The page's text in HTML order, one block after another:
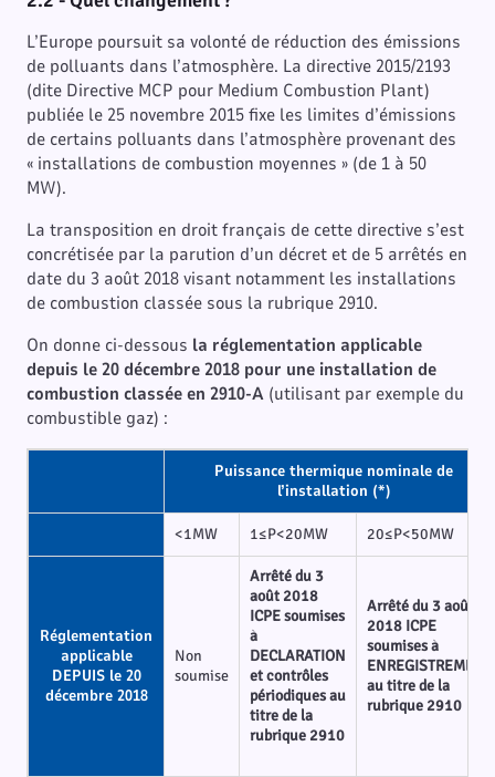
L’Europe poursuit sa volonté de réduction des émissions
de polluants dans l’atmosphère. La directive 2015/2193
(dite Directive MCP pour Medium Combustion Plant)
publiée le 25 novembre 2015 fixe les limites d’émissions
de certains polluants dans l’atmosphère provenant des
« installations de combustion moyennes » (de 1 à 50
MW).
La transposition en droit français de cette directive s’est
concrétisée par la parution d’un décret et de 5 arrêtés en
date du 3 août 2018 visant notamment les installations
de combustion classée sous la rubrique 2910.
On donne ci-dessous la réglementation applicable
depuis le 20 décembre 2018 pour une installation de
combustion classée en 2910-A (utilisant par exemple du
combustible gaz) :
Puissance thermique nominale de
l’installation (*)
<1MW 1≤P<20MW 20≤P<50MW
Réglementation
applicable
DEPUIS le 20
décembre 2018
Non
soumise
Arrêté du 3
août 2018
ICPE soumises
à
DECLARATION
et contrôles
périodiques au
titre de la
rubrique 2910
Arrêté du 3 août
2018 ICPE
soumises à
ENREGISTREMENT
au titre de la
rubrique 2910